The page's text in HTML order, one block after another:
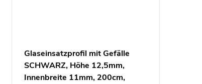
Glaseinsatzprofil mit Gefälle
SCHWARZ, Höhe 12,5mm,
Innenbreite 11mm, 200cm,